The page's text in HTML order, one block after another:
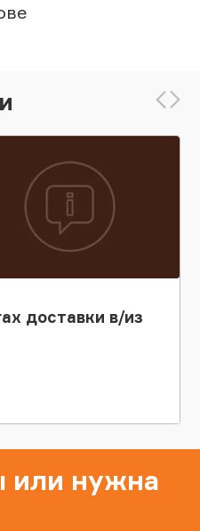
доставки в/из
или нужна